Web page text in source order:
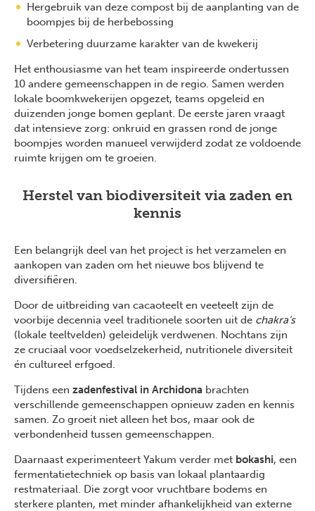
Hergebruik van deze compost bij de aanplanting van de
boompjes bij de herbebossing
Verbetering duurzame karakter van de kwekerij
Het enthousiasme van het team inspireerde ondertussen
10 andere gemeenschappen in de regio. Samen werden
lokale boomkwekerijen opgezet, teams opgeleid en
duizenden jonge bomen geplant. De eerste jaren vraagt
dat intensieve zorg: onkruid en grassen rond de jonge
boompjes worden manueel verwijderd zodat ze voldoende
ruimte krijgen om te groeien.
Herstel van biodiversiteit via zaden en
kennis
Een belangrijk deel van het project is het verzamelen en
aankopen van zaden om het nieuwe bos blijvend te
diversifiëren.
Door de uitbreiding van cacaoteelt en veeteelt zijn de
voorbije decennia veel traditionele soorten uit de chakra’s
(lokale teeltvelden) geleidelijk verdwenen. Nochtans zijn
ze cruciaal voor voedselzekerheid, nutritionele diversiteit
én cultureel erfgoed.
Tijdens een zadenfestival in Archidona brachten
verschillende gemeenschappen opnieuw zaden en kennis
samen. Zo groeit niet alleen het bos, maar ook de
verbondenheid tussen gemeenschappen.
Daarnaast experimenteert Yakum verder met bokashi, een
fermentatietechniek op basis van lokaal plantaardig
restmateriaal. Die zorgt voor vruchtbare bodems en
sterkere planten, met minder afhankelijkheid van externe